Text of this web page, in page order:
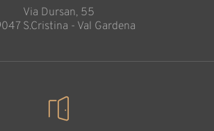
Via Dursan, 55
S.Cristina - Val Gardena